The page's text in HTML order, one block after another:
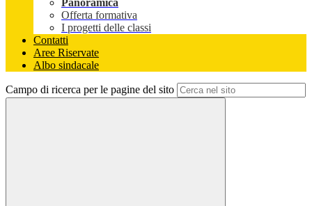
Panoramica
Offerta formativa
I progetti delle classi
Contatti
Aree Riservate
Albo sindacale
Campo di ricerca per le pagine del sito